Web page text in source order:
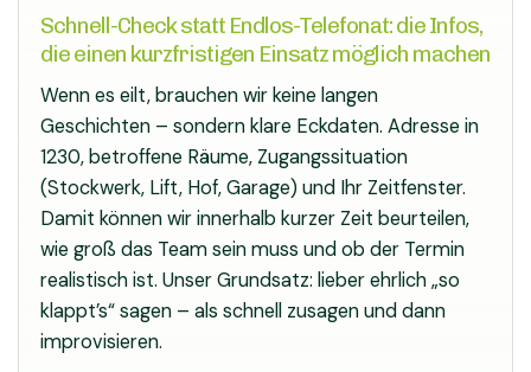
Schnell-Check statt Endlos-Telefonat: die Infos,
die einen kurzfristigen Einsatz möglich machen
Wenn es eilt, brauchen wir keine langen
Geschichten – sondern klare Eckdaten. Adresse in
1230, betroffene Räume, Zugangssituation
(Stockwerk, Lift, Hof, Garage) und Ihr Zeitfenster.
Damit können wir innerhalb kurzer Zeit beurteilen,
wie groß das Team sein muss und ob der Termin
realistisch ist. Unser Grundsatz: lieber ehrlich „so
klappt’s“ sagen – als schnell zusagen und dann
improvisieren.